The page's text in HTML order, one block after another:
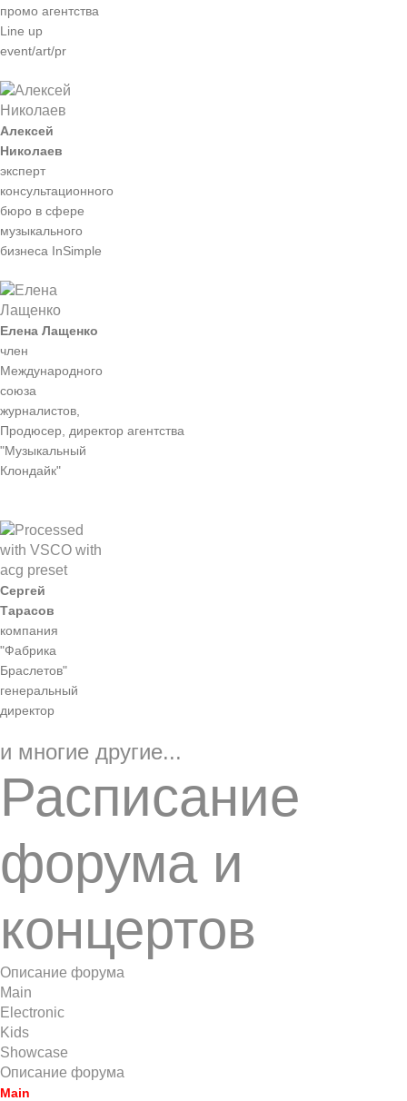
промо агентства
Line up
event/art/pr
Алексей
Николаев
эксперт
консультационного
бюро в сфере
музыкального
бизнеса InSimple
Елена Лащенко
член
Международного
союза
журналистов,
Продюсер, директор агентства
"Музыкальный
Клондайк"
Сергей
Тарасов
компания
"Фабрика
Браслетов"
генеральный
директор
и многие другие...
Расписание
форума и
концертов
Описание форума
Main
Electronic
Kids
Showcase
Описание форума
Main